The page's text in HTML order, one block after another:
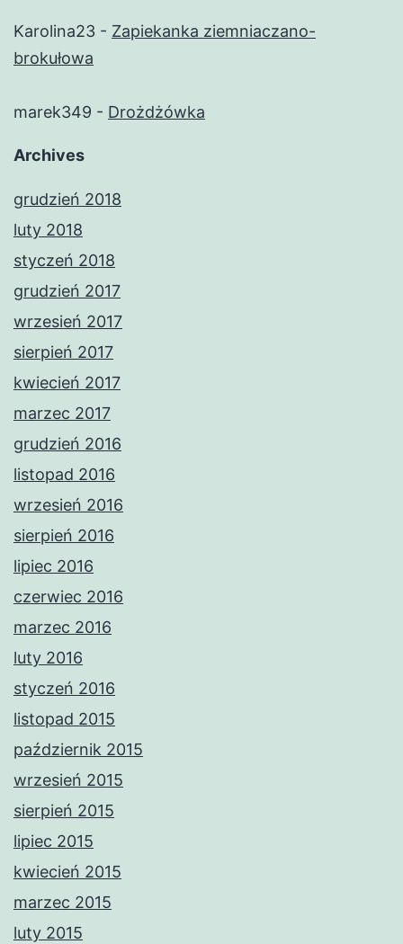
Karolina23 - Zapiekanka ziemniaczano-
brokułowa
marek349 - Drożdżówka
Archives
grudzień 2018
luty 2018
styczeń 2018
grudzień 2017
wrzesień 2017
sierpień 2017
kwiecień 2017
marzec 2017
grudzień 2016
listopad 2016
wrzesień 2016
sierpień 2016
lipiec 2016
czerwiec 2016
marzec 2016
luty 2016
styczeń 2016
listopad 2015
październik 2015
wrzesień 2015
sierpień 2015
lipiec 2015
kwiecień 2015
marzec 2015
luty 2015